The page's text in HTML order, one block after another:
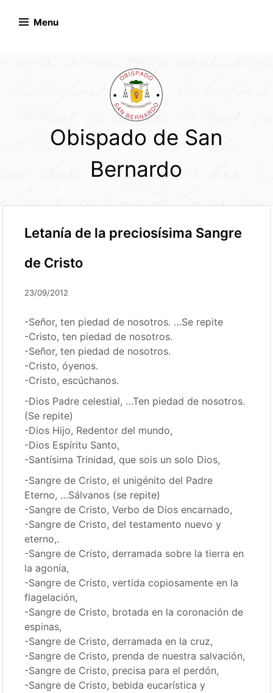
Menu
Obispado de San
Bernardo
Letanía de la preciosísima Sangre
de Cristo
23/09/2012
-Señor, ten piedad de nosotros. …Se repite
-Cristo, ten piedad de nosotros.
-Señor, ten piedad de nosotros.
-Cristo, óyenos.
-Cristo, escúchanos.
-Dios Padre celestial, …Ten piedad de nosotros.
(Se repite)
-Dios Hijo, Redentor del mundo,
-Dios Espíritu Santo,
-Santísima Trinidad, que sois un solo Dios,
-Sangre de Cristo, el unigénito del Padre
Eterno, …Sálvanos (se repite)
-Sangre de Cristo, Verbo de Dios encarnado,
-Sangre de Cristo, del testamento nuevo y
eterno,.
-Sangre de Cristo, derramada sobre la tierra en
la agonía,
-Sangre de Cristo, vertida copiosamente en la
flagelación,
-Sangre de Cristo, brotada en la coronación de
espinas,
-Sangre de Cristo, derramada en la cruz,
-Sangre de Cristo, prenda de nuestra salvación,
-Sangre de Cristo, precisa para el perdón,
-Sangre de Cristo, bebida eucarística y